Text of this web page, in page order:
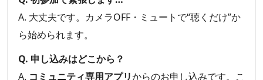
A. 大丈夫です。カメラOFF・ミュートで“聴くだけ”か
ら始められます。
Q. 申し込みはどこから？
A. コミュニティ専用アプリからのお申し込みです。こ